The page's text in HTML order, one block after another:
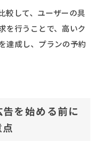
較して、ユーザーの具
を行うことで、高いク
達成し、プランの予約
を始める前に